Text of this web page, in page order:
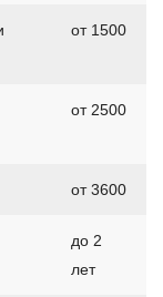
от 1500
от 2500
от 3600
до 2
лет